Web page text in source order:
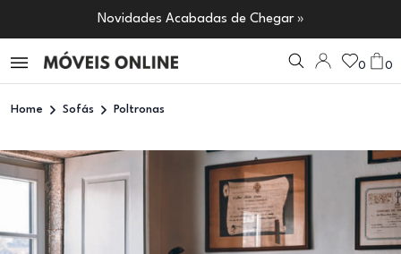
Novidades Acabadas de Chegar »
0 0
Home Sofás Poltronas